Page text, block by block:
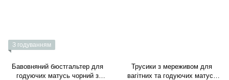
З годуванням
Бавовняний бюстгальтер для
годуючих матусь чорний з
Трусики з мереживом для
вагітних та годуючих матусь